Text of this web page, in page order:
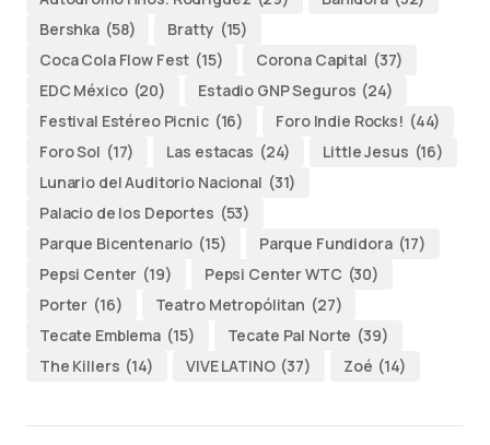
Bershka (58) Bratty (15)
Coca Cola Flow Fest (15) Corona Capital (37)
EDC México (20) Estadio GNP Seguros (24)
Festival Estéreo Picnic (16) Foro Indie Rocks! (44)
Foro Sol (17) Las estacas (24) Little Jesus (16)
Lunario del Auditorio Nacional (31)
Palacio de los Deportes (53)
Parque Bicentenario (15) Parque Fundidora (17)
Pepsi Center (19) Pepsi Center WTC (30)
Porter (16) Teatro Metropólitan (27)
Tecate Emblema (15) Tecate Pal Norte (39)
The Killers (14) VIVE LATINO (37) Zoé (14)